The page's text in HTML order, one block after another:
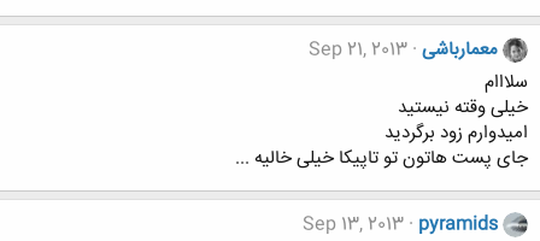
معمارباشی Sep 21, 2013
سلااام
خیلی وقته نیستید
امیدوارم زود برگردید
جای پست هاتون تو تاپیکا خیلی خالیه ...
pyramids
Sep 13, 2013